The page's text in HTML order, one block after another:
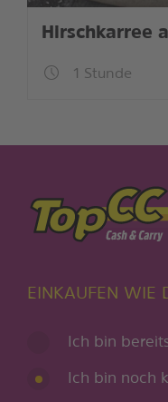
Hirschkarree
1 Stunde
EINKAUFEN WIE
Ich bin
Ich bin noch